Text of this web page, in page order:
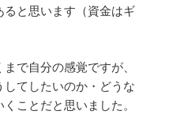
と思います（資金はギ
で自分の感覚ですが、
てしたいのか・どうな
ことだと思いました。